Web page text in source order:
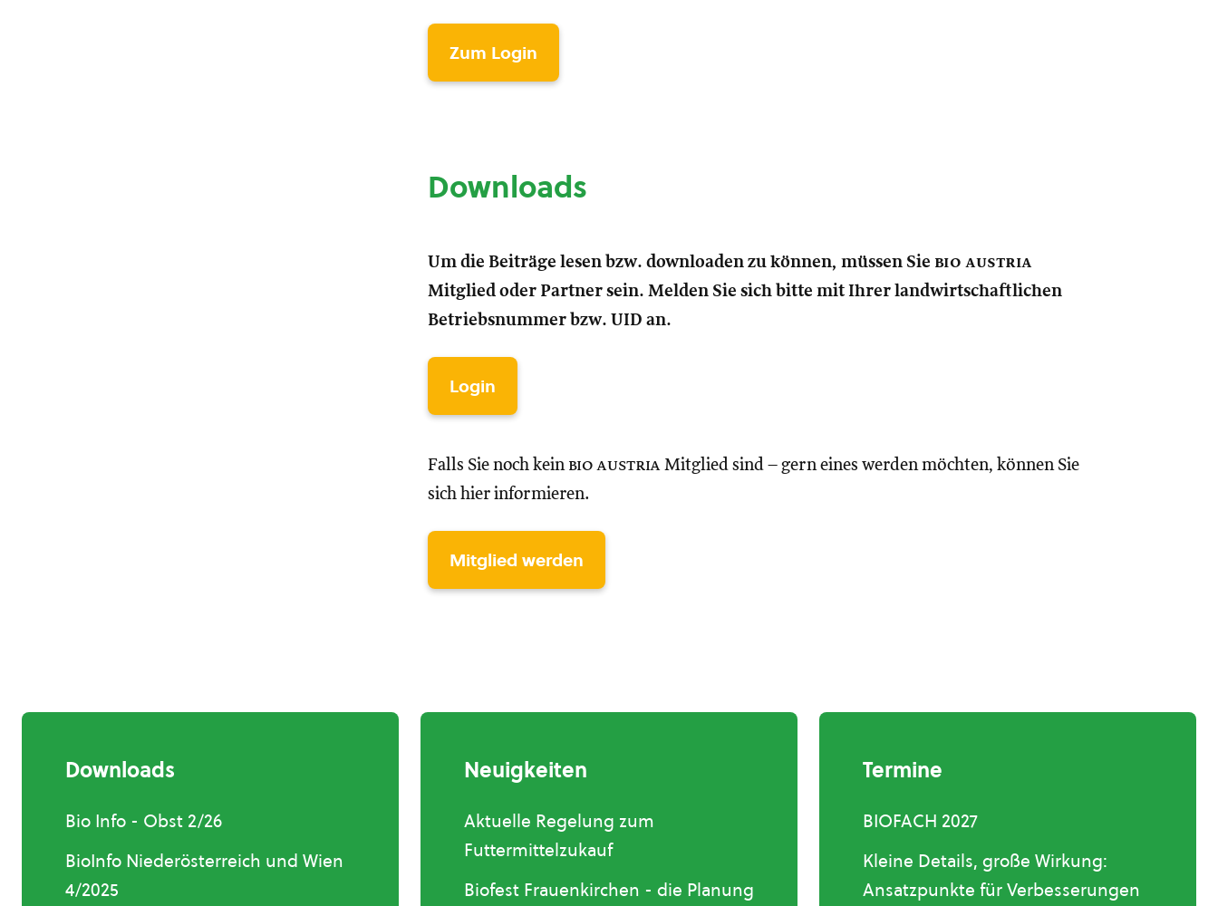
Zum Login
Downloads
Um die Beiträge lesen bzw. downloaden zu können, müssen Sie bio austria
Mitglied oder Partner sein. Melden Sie sich bitte mit Ihrer landwirtschaftlichen
Betriebsnummer bzw. UID an.
Login
Falls Sie noch kein bio austria Mitglied sind – gern eines werden möchten, können Sie
sich hier informieren.
Mitglied werden
Downloads
Bio Info - Obst 2/26
BioInfo Niederösterreich und Wien
4/2025
Neuigkeiten
Aktuelle Regelung zum
Futtermittelzukauf
Biofest Frauenkirchen - die Planung
Termine
BIOFACH 2027
Kleine Details, große Wirkung:
Ansatzpunkte für Verbesserungen